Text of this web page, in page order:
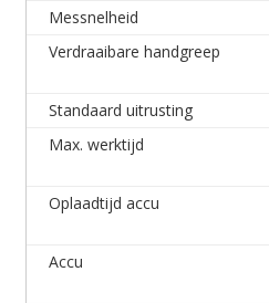
Messnelheid
Verdraaibare handgreep
Standaard uitrusting
Max. werktijd
Oplaadtijd accu
Accu